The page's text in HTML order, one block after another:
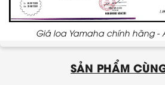
Giá loa Yamaha chính hãng -
SẢN PHẨM